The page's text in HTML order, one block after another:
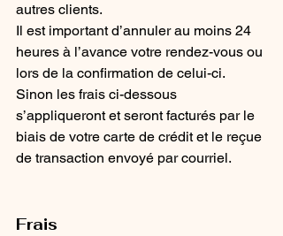
autres clients.
Il est important d’annuler au moins 24
heures à l’avance votre rendez-vous ou
lors de la confirmation de celui-ci.
Sinon les frais ci-dessous
s’appliqueront et seront facturés par le
biais de votre carte de crédit et le reçue
de transaction envoyé par courriel.
Frais